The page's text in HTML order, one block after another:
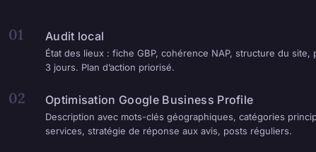
01 Audit local
État des lieux : fiche GBP, cohérence NAP, structure du
3 jours. Plan d’action priorisé.
02 Optimisation Google Business Profile
Description avec mots-clés géographiques, catégories
services, stratégie de réponse aux avis, posts réguliers.